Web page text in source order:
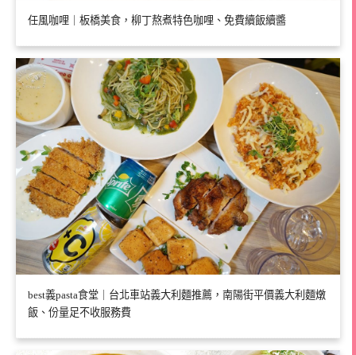
任風咖哩｜板橋美食，柳丁熬煮特色咖哩、免費續飯續醬
best義pasta食堂｜台北車站義大利麵推薦，南陽街平價義大利麵燉
飯、份量足不收服務費